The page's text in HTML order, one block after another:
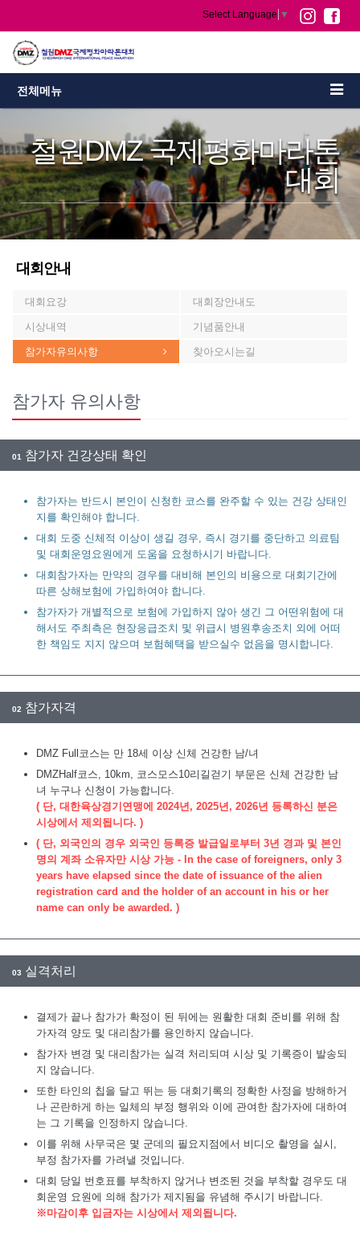
Select Language ▼
전체메뉴
철원DMZ 국제평화마라톤
대회
대회안내
대회요강 대회장안내도
시상내역 기념품안내
참가자유의사항 찾아오시는길
참가자 유의사항
01 참가자 건강상태 확인
참가자는 반드시 본인이 신청한 코스를 완주할 수 있는 건강 상태인
지를 확인해야 합니다.
대회 도중 신체적 이상이 생길 경우, 즉시 경기를 중단하고 의료팀
및 대회운영요원에게 도움을 요청하시기 바랍니다.
대회참가자는 만약의 경우를 대비해 본인의 비용으로 대회기간에
따른 상해보험에 가입하여야 합니다.
참가자가 개별적으로 보험에 가입하지 않아 생긴 그 어떤위험에 대
해서도 주최측은 현장응급조치 및 위급시 병원후송조치 외에 어떠
한 책임도 지지 않으며 보험혜택을 받으실수 없음을 명시합니다.
02 참가자격
DMZ Full코스는 만 18세 이상 신체 건강한 남/녀
DMZHalf코스, 10km, 코스모스10리길걷기 부문은 신체 건강한 남
녀 누구나 신청이 가능합니다.
( 단, 대한육상경기연맹에 2024년, 2025년, 2026년 등록하신 분은
시상에서 제외됩니다. )
( 단, 외국인의 경우 외국인 등록증 발급일로부터 3년 경과 및 본인
명의 계좌 소유자만 시상 가능 - In the case of foreigners, only 3
years have elapsed since the date of issuance of the alien
registration card and the holder of an account in his or her
name can only be awarded. )
03 실격처리
결제가 끝나 참가가 확정이 된 뒤에는 원활한 대회 준비를 위해 참
가자격 양도 및 대리참가를 용인하지 않습니다.
참가자 변경 및 대리참가는 실격 처리되며 시상 및 기록증이 발송되
지 않습니다.
또한 타인의 칩을 달고 뛰는 등 대회기록의 정확한 사정을 방해하거
나 곤란하게 하는 일체의 부정 행위와 이에 관여한 참가자에 대하여
는 그 기록을 인정하지 않습니다.
이를 위해 사무국은 몇 군데의 필요지점에서 비디오 촬영을 실시,
부정 참가자를 가려낼 것입니다.
대회 당일 번호표를 부착하지 않거나 변조된 것을 부착할 경우도 대
회운영 요원에 의해 참가가 제지됨을 유념해 주시기 바랍니다.
※마감이후 입금자는 시상에서 제외됩니다.